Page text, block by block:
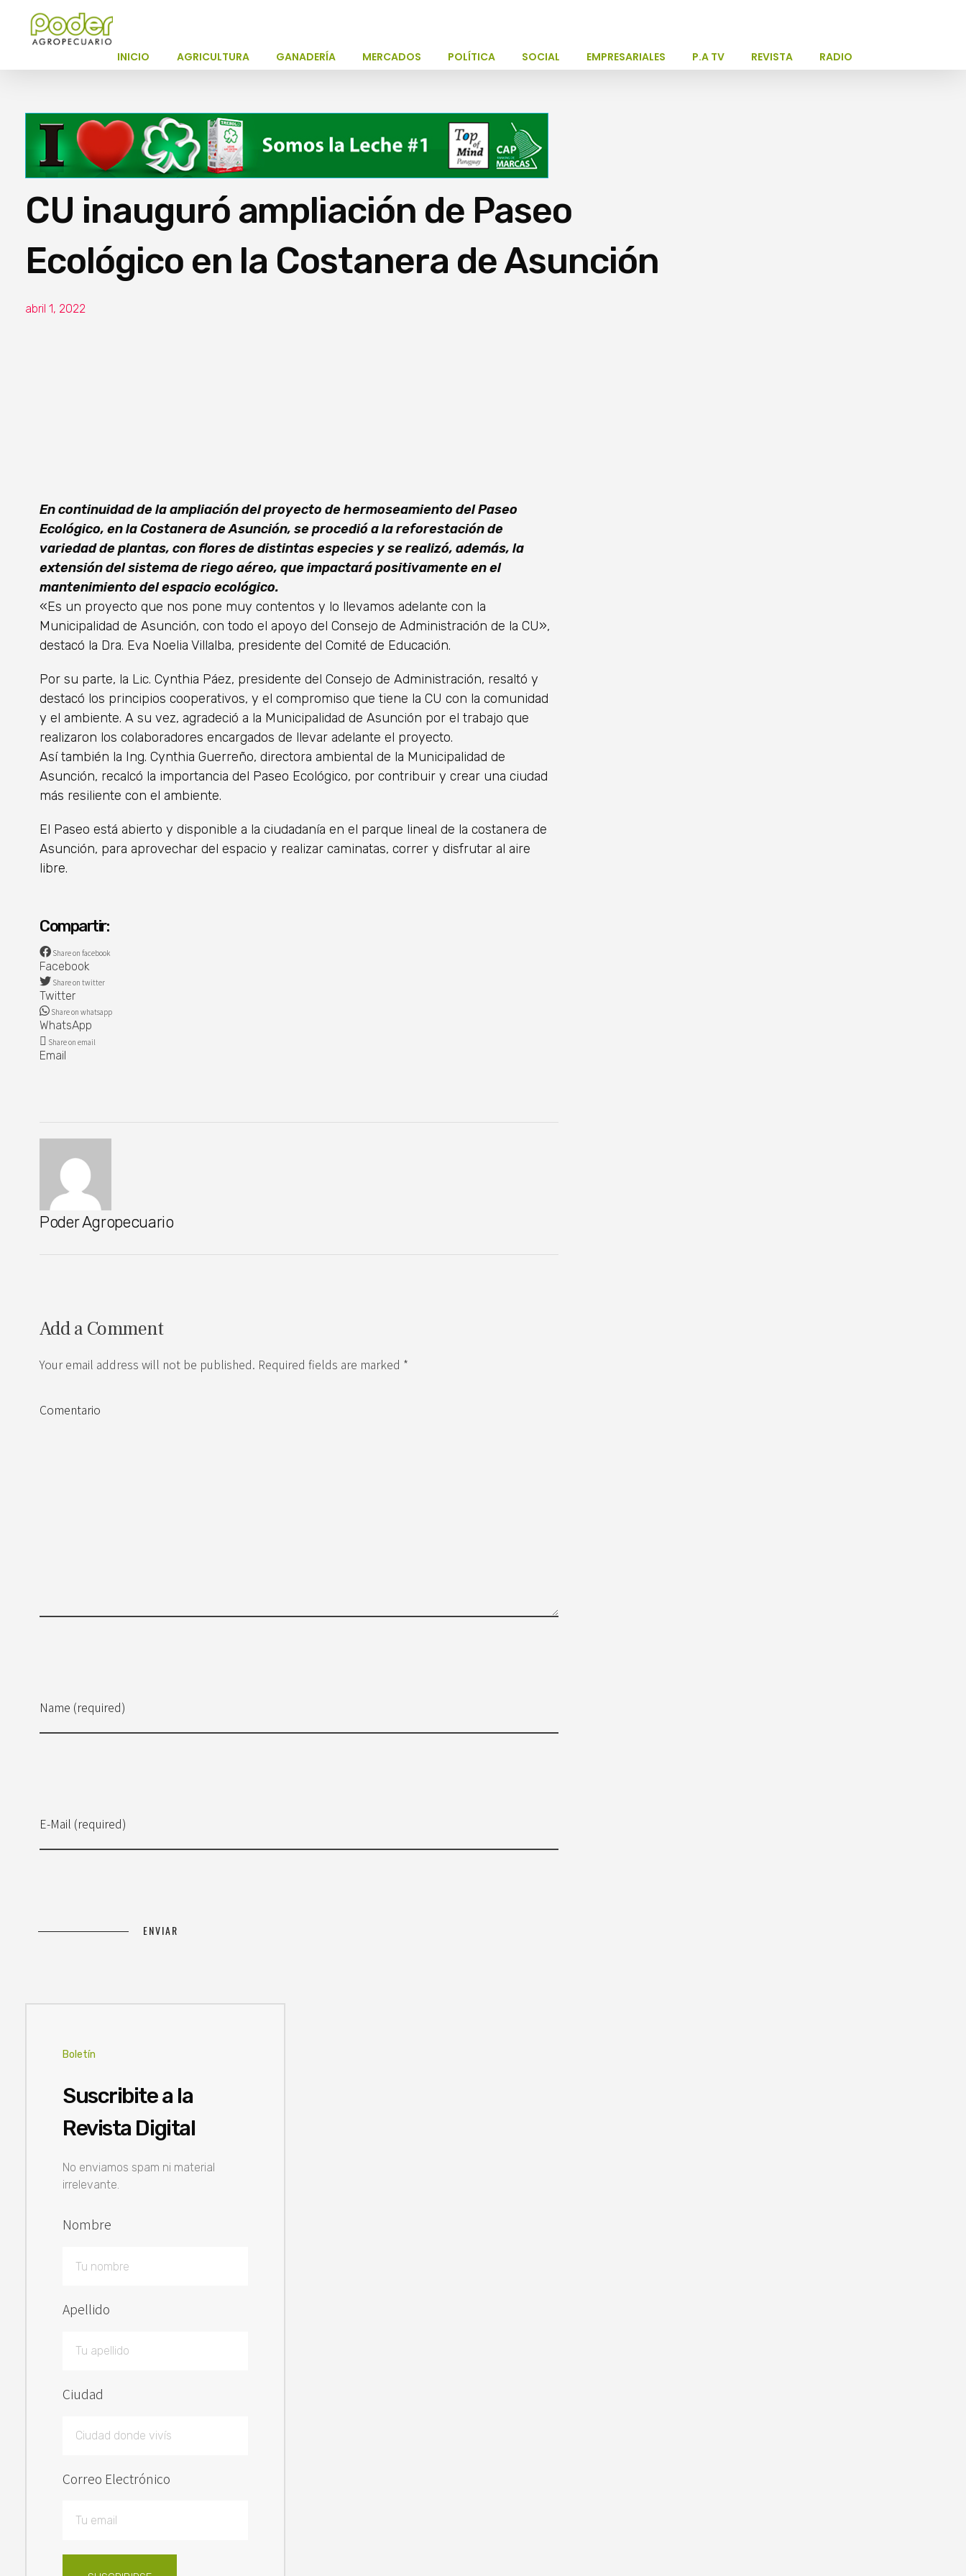
INICIO AGRICULTURA GANADERÍA MERCADOS POLÍTICA SOCIAL EMPRESARIALES P.A TV REVISTA RADIO
CU inauguró ampliación de Paseo
Ecológico en la Costanera de Asunción
abril 1, 2022
En continuidad de la ampliación del proyecto de hermoseamiento del Paseo
Ecológico, en la Costanera de Asunción, se procedió a la reforestación de
variedad de plantas, con flores de distintas especies y se realizó, además, la
extensión del sistema de riego aéreo, que impactará positivamente en el
mantenimiento del espacio ecológico.
«Es un proyecto que nos pone muy contentos y lo llevamos adelante con la
Municipalidad de Asunción, con todo el apoyo del Consejo de Administración de la CU»,
destacó la Dra. Eva Noelia Villalba, presidente del Comité de Educación.
Por su parte, la Lic. Cynthia Páez, presidente del Consejo de Administración, resaltó y
destacó los principios cooperativos, y el compromiso que tiene la CU con la comunidad
y el ambiente. A su vez, agradeció a la Municipalidad de Asunción por el trabajo que
realizaron los colaboradores encargados de llevar adelante el proyecto.
Así también la Ing. Cynthia Guerreño, directora ambiental de la Municipalidad de
Asunción, recalcó la importancia del Paseo Ecológico, por contribuir y crear una ciudad
más resiliente con el ambiente.
El Paseo está abierto y disponible a la ciudadanía en el parque lineal de la costanera de
Asunción, para aprovechar del espacio y realizar caminatas, correr y disfrutar al aire
libre.
Compartir:
Share on facebook
Facebook
Share on twitter
Twitter
Share on whatsapp
WhatsApp
Share on email
Email
Poder Agropecuario
Add a Comment
Your email address will not be published. Required fields are marked *
Name (required)
E-Mail (required)
Comentario
Boletín
Suscribite a la
Revista Digital
No enviamos spam ni material
irrelevante.
Nombre
Apellido
Ciudad
Correo Electrónico